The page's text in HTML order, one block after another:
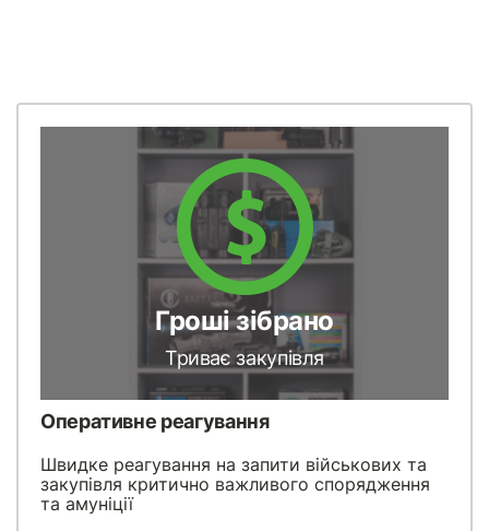
Гроші зібрано
Триває закупівля
Оперативне реагування
Швидке реагування на запити військових та
закупівля критично важливого спорядження
та амуніції